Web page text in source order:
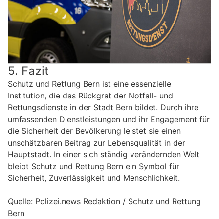
5. Fazit
Schutz und Rettung Bern ist eine essenzielle
Institution, die das Rückgrat der Notfall- und
Rettungsdienste in der Stadt Bern bildet. Durch ihre
umfassenden Dienstleistungen und ihr Engagement für
die Sicherheit der Bevölkerung leistet sie einen
unschätzbaren Beitrag zur Lebensqualität in der
Hauptstadt. In einer sich ständig verändernden Welt
bleibt Schutz und Rettung Bern ein Symbol für
Sicherheit, Zuverlässigkeit und Menschlichkeit.
Quelle: Polizei.news Redaktion / Schutz und Rettung
Bern